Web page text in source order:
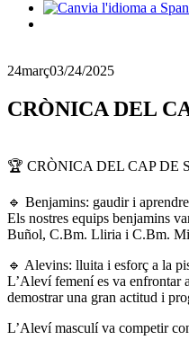
24març03/24/2025
CRÒNICA DEL
🏆 CRÒNICA DEL CAP DE
🔹 Benjamins: gaudir i
Els nostres equips benjamins
Buñol, C.Bm. Lliria i C.Bm.
🔹 Alevins: lluita i esforç a la
L’Aleví femení es va enfrontar
demostrar una gran actitud i
L’Aleví masculí va competir